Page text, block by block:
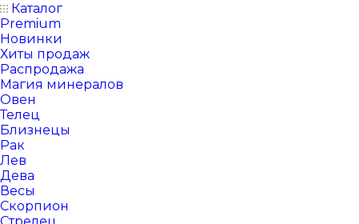
Каталог
Premium
Новинки
Хиты продаж
Распродажа
Магия минералов
Овен
Телец
Близнецы
Рак
Лев
Дева
Весы
Скорпион